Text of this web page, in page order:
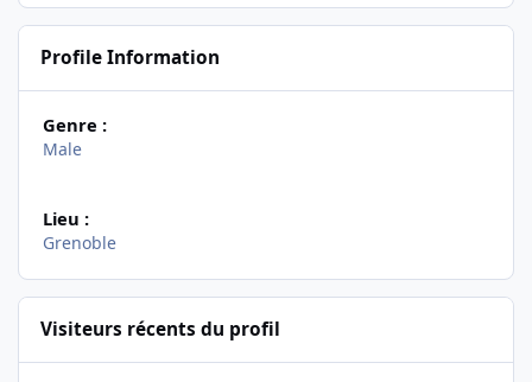
Profile Information
Genre :
Male
Lieu :
Grenoble
Visiteurs récents du profil